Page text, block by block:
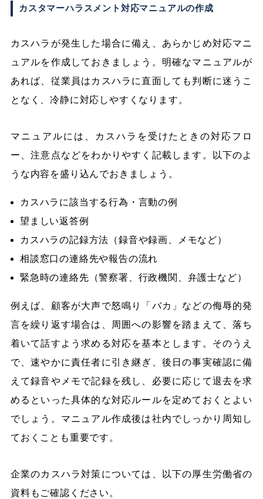
カスタマーハラスメント対応マニュアルの作成
カスハラが発生した場合に備え、あらかじめ対応マニ
ュアルを作成しておきましょう。明確なマニュアルが
あれば、従業員はカスハラに直面しても判断に迷うこ
となく、冷静に対応しやすくなります。
マニュアルには、カスハラを受けたときの対応フロ
ー、注意点などをわかりやすく記載します。以下のよ
うな内容を盛り込んでおきましょう。
カスハラに該当する行為・言動の例
望ましい返答例
カスハラの記録方法（録音や録画、メモなど）
相談窓口の連絡先や報告の流れ
緊急時の連絡先（警察署、行政機関、弁護士など）
例えば、顧客が大声で怒鳴り「バカ」などの侮辱的発
言を繰り返す場合は、周囲への影響を踏まえて、落ち
着いて話すよう求める対応を基本とします。そのうえ
で、速やかに責任者に引き継ぎ、後日の事実確認に備
えて録音やメモで記録を残し、必要に応じて退去を求
めるといった具体的な対応ルールを定めておくとよい
でしょう。マニュアル作成後は社内でしっかり周知し
ておくことも重要です。
企業のカスハラ対策については、以下の厚生労働省の
資料もご確認ください。